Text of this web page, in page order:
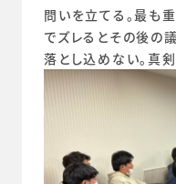
問いを立てる。最も
でズレるとその後の
落とし込めない。真